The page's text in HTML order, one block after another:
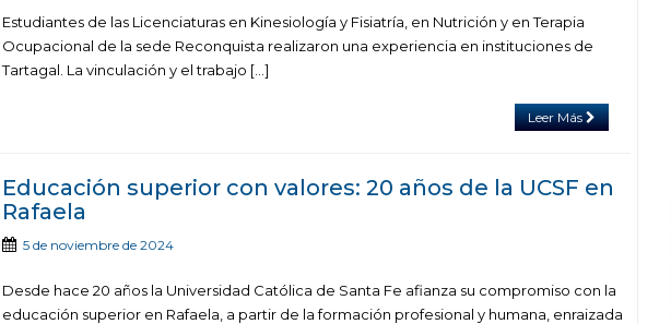
Estudiantes de las Licenciaturas en Kinesiología y Fisiatría, en Nutrición y en Terapia
Ocupacional de la sede Reconquista realizaron una experiencia en instituciones de
Tartagal. La vinculación y el trabajo […]
Leer Más
Educación superior con valores: 20 años de la UCSF en
Rafaela
5 de noviembre de 2024
Desde hace 20 años la Universidad Católica de Santa Fe afianza su compromiso con la
educación superior en Rafaela, a partir de la formación profesional y humana, enraizada